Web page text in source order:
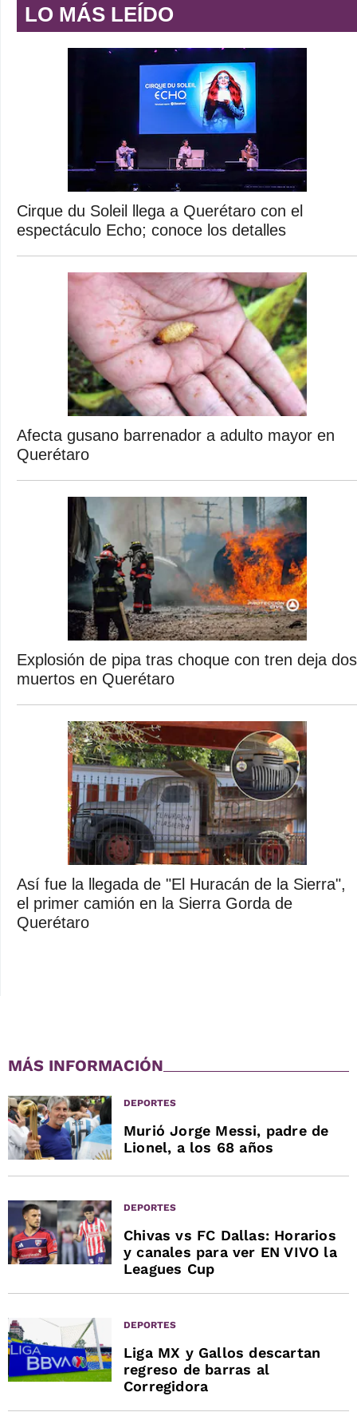
LO MÁS LEÍDO
Cirque du Soleil llega a Querétaro con el
espectáculo Echo; conoce los detalles
Afecta gusano barrenador a adulto mayor en
Querétaro
Explosión de pipa tras choque con tren deja dos
muertos en Querétaro
Así fue la llegada de "El Huracán de la Sierra",
el primer camión en la Sierra Gorda de
Querétaro
MÁS INFORMACIÓN
DEPORTES
Murió Jorge Messi, padre de
Lionel, a los 68 años
DEPORTES
Chivas vs FC Dallas: Horarios
y canales para ver EN VIVO la
Leagues Cup
DEPORTES
Liga MX y Gallos descartan
regreso de barras al
Corregidora